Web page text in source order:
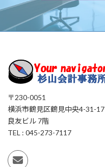
〒230-0051
横浜市鶴見区鶴見中央4-31-17
良友ビル 7階
TEL : 045-273-7117